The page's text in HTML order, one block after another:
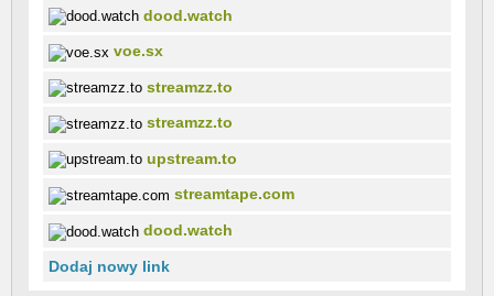
dood.watch
voe.sx
streamzz.to
streamzz.to
upstream.to
streamtape.com
dood.watch
Dodaj nowy link